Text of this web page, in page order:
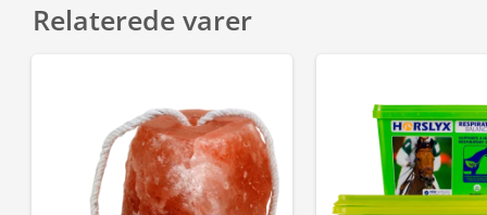
Relaterede varer